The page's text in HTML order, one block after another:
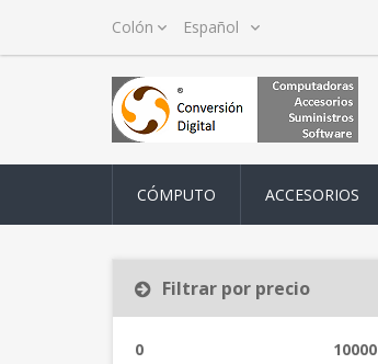
CÓMPUTO ACCESORIOS
Filtrar por precio
0 10000